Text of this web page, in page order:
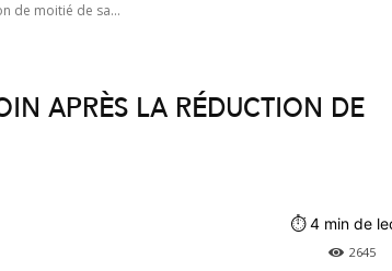
de moitié de sa...
après la réduction de
⏱4 min de
2645